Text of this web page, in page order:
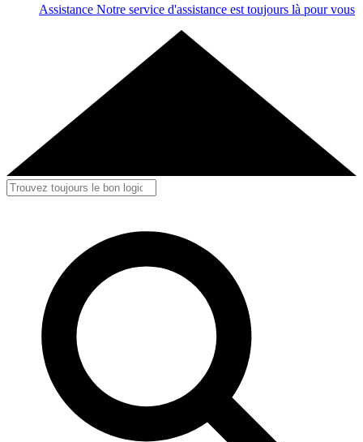
Assistance Notre service d'assistance est toujours là pour vous